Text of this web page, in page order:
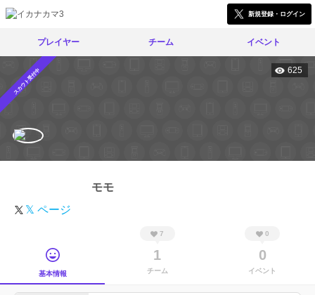
新規登録・ログイン
プレイヤー チーム イベント
スカウト受付中 625
モモ
𝕏 ページ
基本情報
7
1
チーム
0
0
イベント